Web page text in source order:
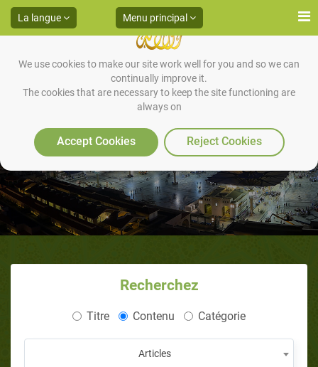
We use cookies to make our site work well for you and so we can
continually improve it.
The cookies that are necessary to keep the site functioning are
always on
Accept Cookies Reject Cookies
La langue Menu principal
Des nouvelles du passé
Recherchez
Titre Contenu Catégorie
Articles